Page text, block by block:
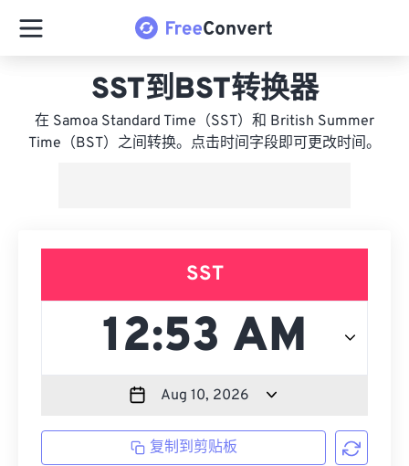
SST到BST转换器
在 Samoa Standard Time（SST）和 British Summer
Time（BST）之间转换。点击时间字段即可更改时间。
SST
复制到剪贴板